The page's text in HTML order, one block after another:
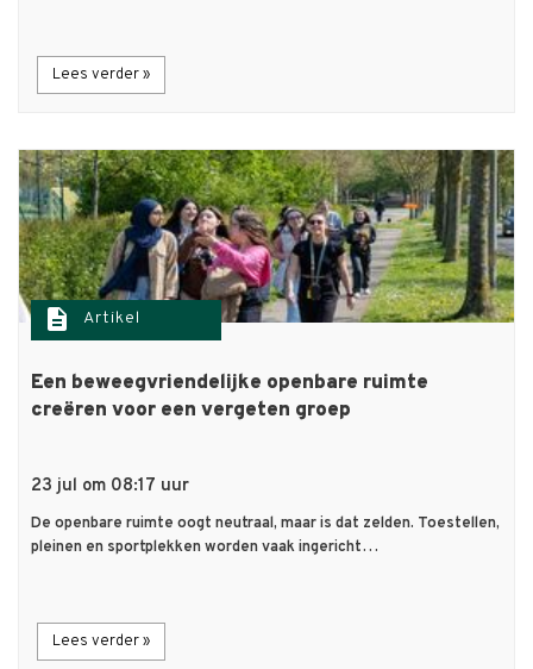
Lees verder »
description Artikel
Een beweegvriendelijke openbare ruimte
creëren voor een vergeten groep
23 jul om 08:17 uur
De openbare ruimte oogt neutraal, maar is dat zelden. Toestellen,
pleinen en sportplekken worden vaak ingericht…
Lees verder »